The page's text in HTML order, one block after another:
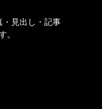
・見出し・記事
。